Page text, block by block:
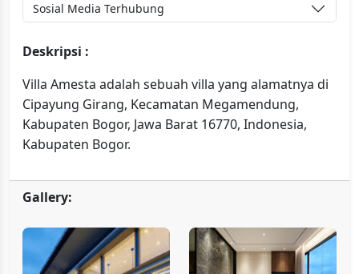
Sosial Media Terhubung
Deskripsi :
Villa Amesta adalah sebuah villa yang alamatnya di
Cipayung Girang, Kecamatan Megamendung,
Kabupaten Bogor, Jawa Barat 16770, Indonesia,
Kabupaten Bogor.
Gallery: